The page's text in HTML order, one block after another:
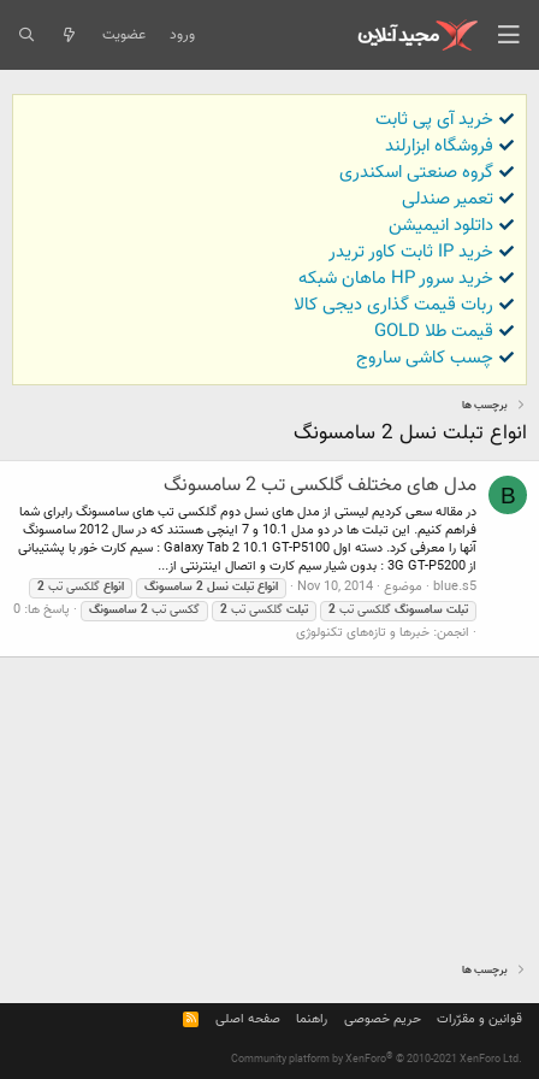
ورود عضویت
خرید آی پی ثابت
فروشگاه ابزارلند
گروه صنعتی اسکندری
تعمیر صندلی
داتلود انیمیشن
خرید IP ثابت کاور تریدر
خرید سرور HP ماهان شبکه
ربات قیمت گذاری دیجی کالا
قیمت طلا GOLD
چسب کاشی ساروج
برچسب ها
انواع تبلت نسل 2 سامسونگ
B مدل های مختلف گلکسی تب 2 سامسونگ
در مقاله سعی کردیم لیستی از مدل های نسل دوم گلکسی تب های سامسونگ رابرای شما
فراهم کنیم. این تبلت ها در دو مدل 10.1 و 7 اینچی هستند که در سال 2012 سامسونگ
آنها را معرفی کرد. دسته اول Galaxy Tab 2 10.1 GT-P5100 : سیم کارت خور با پشتیبانی
از 3G GT-P5200 : بدون شیار سیم کارت و اتصال اینترنتی از...
blue.s5 موضوع Nov 10, 2014 انواع تبلت نسل 2 سامسونگ انواع گلکسی تب 2
تبلت سامسونگ گلکسی تب 2 تبلت گلکسی تب 2 گکسی تب 2 سامسونگ
پاسخ ها: 0
انجمن: خبرها و تازه‌های تکنولوژی
برچسب ها
قوانین و مقرّرات حریم خصوصی راهنما صفحه اصلی
R
S
Community platform by XenForo® © 2010-2021 XenForo Ltd.